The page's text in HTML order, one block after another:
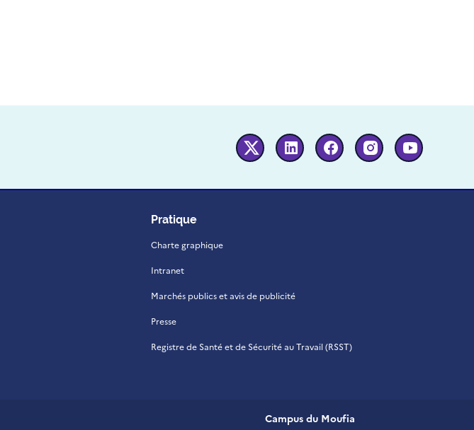
Twitter Linkedin FacebookInstagram
Pratique
Charte graphique
Intranet
Marchés publics et avis de publicité
Presse
Registre de Santé et de Sécurité au Travail (RSST)
Campus du Moufia